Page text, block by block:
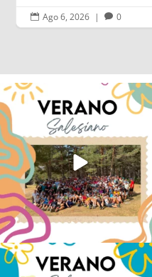
 Ago 6, 2026
Quintanar ha reunido a los Centro
Juveniles de ...
81 1
Los alumnos de 6º de Primaria, 1º y 2º
de la ESO...